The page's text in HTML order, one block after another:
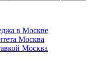
в Москве
Москва
Москва